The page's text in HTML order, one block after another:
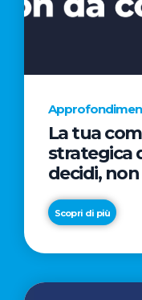
La tua
strategica
decidi, non
Scopri di più